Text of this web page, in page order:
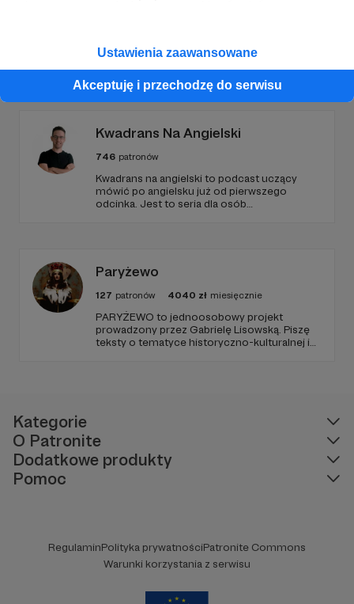
Ustawienia zaawansowane
Akceptuję i przechodzę do serwisu
Promowani autorzy
Kwadrans Na Angielski
746 patronów
Kwadrans na angielski to podcast uczący
mówić po angielsku już od pierwszego
odcinka. Jest to seria dla osób
nowego odcinka co czwartek.
Paryżewo
127 patronów 4040 zł miesięcznie
PARYŻEWO to jednoosobowy projekt
prowadzony przez Gabrielę Lisowską. Piszę
teksty o tematyce historyczno-kulturalnej i
Kategorie
O Patronite
Dodatkowe produkty
Pomoc
RegulaminPolityka prywatnościPatronite Commons
Warunki korzystania z serwisu